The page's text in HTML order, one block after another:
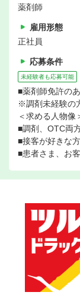
薬剤師
雇用形態
正社員
応募条件
未経験者も応募可能
■薬剤師免許の
※調剤未経験の
＜求める人物像
■調剤、OTC両
■接客が好きな方
■患者さま、お